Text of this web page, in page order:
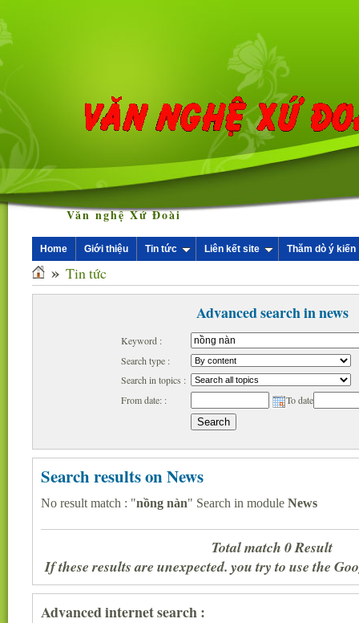
Văn nghệ Xứ Đoài
Home Giới thiệu Tin tức Liên kết site Thăm dò ý kiến
» Tin tức
Advanced search in news
Keyword :
Search type :
Search in topics :
From date: :
To date
Search results on News
No result match : "nồng nàn" Search in module News
Total match 0 Result
If these results are unexpected. you try to use the
Advanced internet search :